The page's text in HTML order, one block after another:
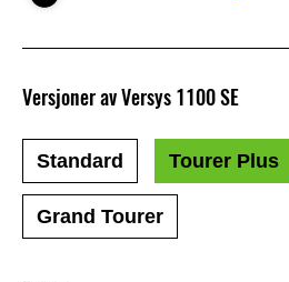
Versjoner av Versys 1100 SE
Standard Tourer Plus
Grand Tourer